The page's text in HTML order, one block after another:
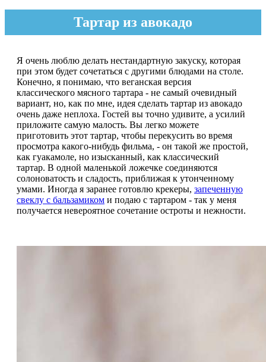
Тартар из авокадо
Я очень люблю делать нестандартную закуску, которая
при этом будет сочетаться с другими блюдами на столе.
Конечно, я понимаю, что веганская версия
классического мясного тартара - не самый очевидный
вариант, но, как по мне, идея сделать тартар из авокадо
очень даже неплоха. Гостей вы точно удивите, а усилий
приложите самую малость. Вы легко можете
приготовить этот тартар, чтобы перекусить во время
просмотра какого-нибудь фильма, - он такой же простой,
как гуакамоле, но изысканный, как классический
тартар. В одной маленькой ложечке соединяются
солоноватость и сладость, приближая к утонченному
умами. Иногда я заранее готовлю крекеры, запеченную
свеклу с бальзамиком и подаю с тартаром - так у меня
получается невероятное сочетание остроты и нежности.